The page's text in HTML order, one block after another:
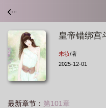
皇帝错绑宫
未妆/著
2025-12-01
最新章节： 第101章